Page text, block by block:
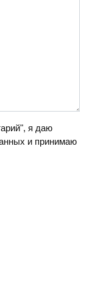
я даю
и принимаю